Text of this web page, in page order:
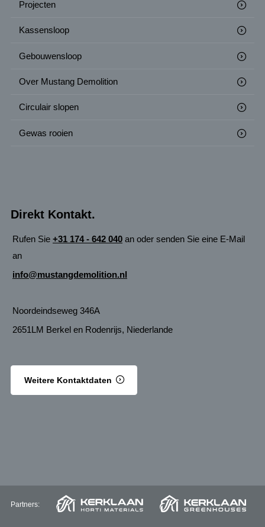
Projecten
Kassensloop
Gebouwensloop
Over Mustang Demolition
Circulair slopen
Gewas rooien
Direkt Kontakt.
Rufen Sie +31 174 - 642 040 an oder senden Sie eine E-Mail
an
info@mustangdemolition.nl
Noordeindseweg 346A
2651LM Berkel en Rodenrijs, Niederlande
Weitere Kontaktdaten
Partners: